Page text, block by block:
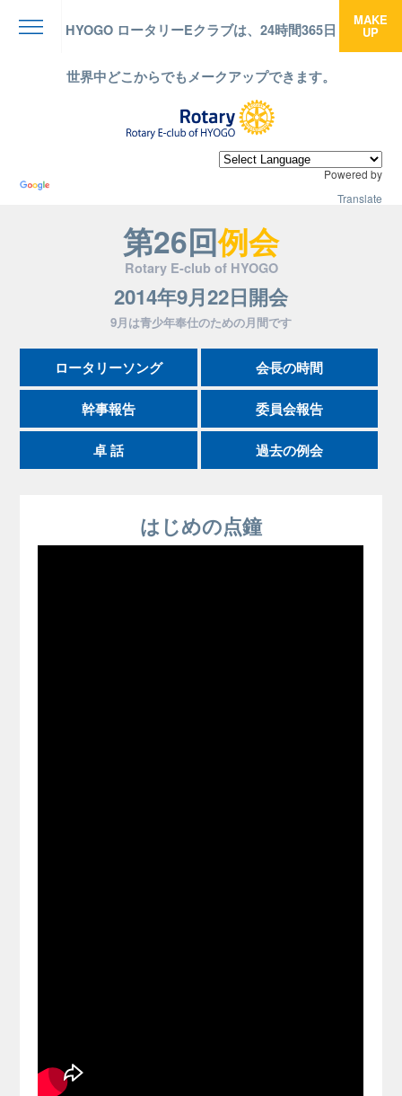
HYOGO ロータリーEクラブは、24時間365日
世界中どこからでもメークアップできます。
MAKE
UP
Powered by
Translate
第26回例会
Rotary E-club of HYOGO
2014年9月22日開会
9月は青少年奉仕のための月間です
ロータリーソング 会長の時間
幹事報告 委員会報告
卓 話 過去の例会
はじめの点鐘